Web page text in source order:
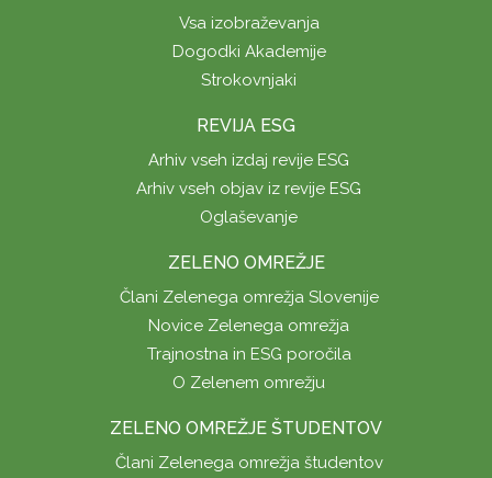
Vsa izobraževanja
Dogodki Akademije
Strokovnjaki
REVIJA ESG
Arhiv vseh izdaj revije ESG
Arhiv vseh objav iz revije ESG
Oglaševanje
ZELENO OMREŽJE
Člani Zelenega omrežja Slovenije
Novice Zelenega omrežja
Trajnostna in ESG poročila
O Zelenem omrežju
ZELENO OMREŽJE ŠTUDENTOV
Člani Zelenega omrežja študentov